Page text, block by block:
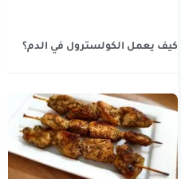
كيف يعمل الكولسترول في الدم؟